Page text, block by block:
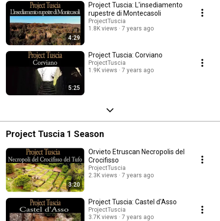
4:29
Project Tuscia: L'insediamento
rupestre di Montecasoli
ProjectTuscia
1.8K views
7 years ago
5:25
Project Tuscia: Corviano
ProjectTuscia
1.9K views
7 years ago
Project Tuscia 1 Season
3:20
Orvieto Etruscan Necropolis del
Crocifisso
ProjectTuscia
2.3K views
7 years ago
Project Tuscia: Castel d'Asso
ProjectTuscia
3.7K views
7 years ago